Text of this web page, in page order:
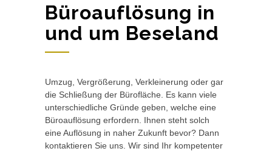
Büroauflösung in
und um Beseland
Umzug, Vergrößerung, Verkleinerung oder gar
die Schließung der Bürofläche. Es kann viele
unterschiedliche Gründe geben, welche eine
Büroauflösung erfordern. Ihnen steht solch
eine Auflösung in naher Zukunft bevor? Dann
kontaktieren Sie uns. Wir sind Ihr kompetenter